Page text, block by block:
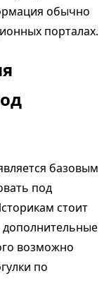
обычно
порталах.
базовым
под
стоит
возможно
по